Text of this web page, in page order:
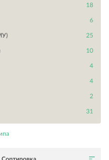
18
6
25
10
4
4
2
31